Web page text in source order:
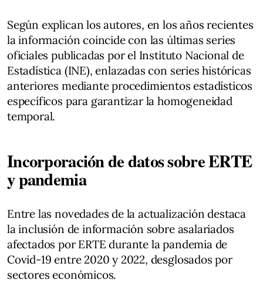
Según explican los autores, en los años recientes
la información coincide con las últimas series
oficiales publicadas por el Instituto Nacional de
Estadística (INE), enlazadas con series históricas
anteriores mediante procedimientos estadísticos
específicos para garantizar la homogeneidad
temporal.
Incorporación de datos sobre ERTE
y pandemia
Entre las novedades de la actualización destaca
la inclusión de información sobre asalariados
afectados por ERTE durante la pandemia de
Covid-19 entre 2020 y 2022, desglosados por
sectores económicos.